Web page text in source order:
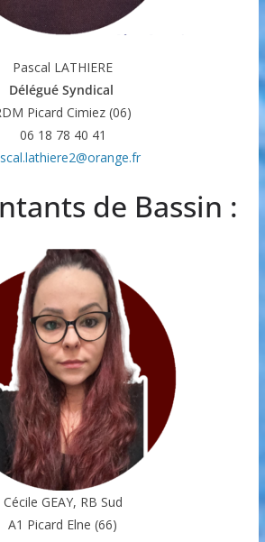
Pascal LATHIERE
Délégué Syndical
Picard Cimiez (06)
06 18 78 40 41
de Bassin :
Cécile GEAY, RB Sud
A1 Picard Elne (66)